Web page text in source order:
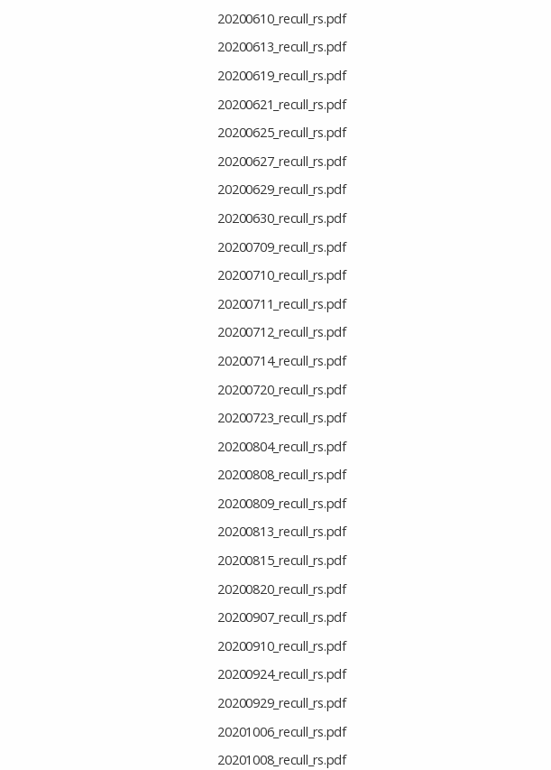
20200610_recull_rs.pdf
20200613_recull_rs.pdf
20200619_recull_rs.pdf
20200621_recull_rs.pdf
20200625_recull_rs.pdf
20200627_recull_rs.pdf
20200629_recull_rs.pdf
20200630_recull_rs.pdf
20200709_recull_rs.pdf
20200710_recull_rs.pdf
20200711_recull_rs.pdf
20200712_recull_rs.pdf
20200714_recull_rs.pdf
20200720_recull_rs.pdf
20200723_recull_rs.pdf
20200804_recull_rs.pdf
20200808_recull_rs.pdf
20200809_recull_rs.pdf
20200813_recull_rs.pdf
20200815_recull_rs.pdf
20200820_recull_rs.pdf
20200907_recull_rs.pdf
20200910_recull_rs.pdf
20200924_recull_rs.pdf
20200929_recull_rs.pdf
20201006_recull_rs.pdf
20201008_recull_rs.pdf